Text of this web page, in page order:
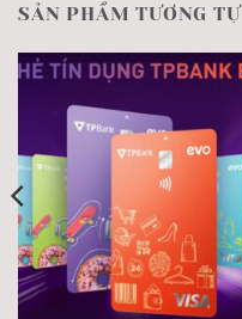
SẢN PHẨM TƯƠNG TỰ